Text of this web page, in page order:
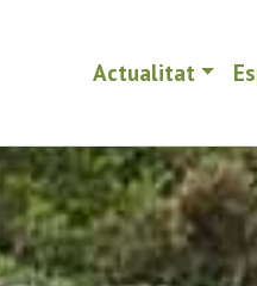
Actualitat